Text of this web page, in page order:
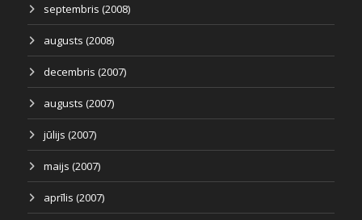
septembris (2008)
augusts (2008)
decembris (2007)
augusts (2007)
jūlijs (2007)
maijs (2007)
aprīlis (2007)